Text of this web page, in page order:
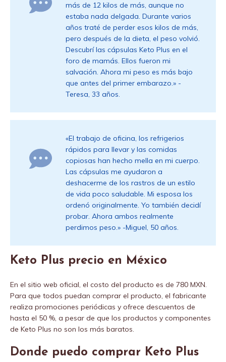
más de 12 kilos de más, aunque no
estaba nada delgada. Durante varios
años traté de perder esos kilos de más,
pero después de la dieta, el peso volvió.
Descubrí las cápsulas Keto Plus en el
foro de mamás. Ellos fueron mi
salvación. Ahora mi peso es más bajo
que antes del primer embarazo.» -
Teresa, 33 años.
«El trabajo de oficina, los refrigerios
rápidos para llevar y las comidas
copiosas han hecho mella en mi cuerpo.
Las cápsulas me ayudaron a
deshacerme de los rastros de un estilo
de vida poco saludable. Mi esposa los
ordenó originalmente. Yo también decidí
probar. Ahora ambos realmente
perdimos peso.» -Miguel, 50 años.
Keto Plus precio en México
En el sitio web oficial, el costo del producto es de 780 MXN.
Para que todos puedan comprar el producto, el fabricante
realiza promociones periódicas y ofrece descuentos de
hasta el 50 %, a pesar de que los productos y componentes
de Keto Plus no son los más baratos.
Donde puedo comprar Keto Plus